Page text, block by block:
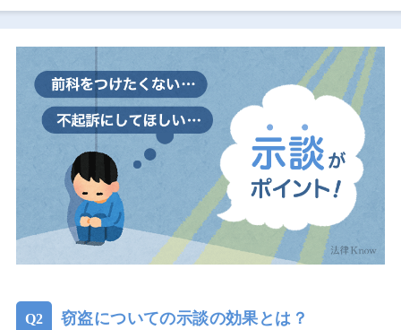
窃盗についての示談の効果とは？